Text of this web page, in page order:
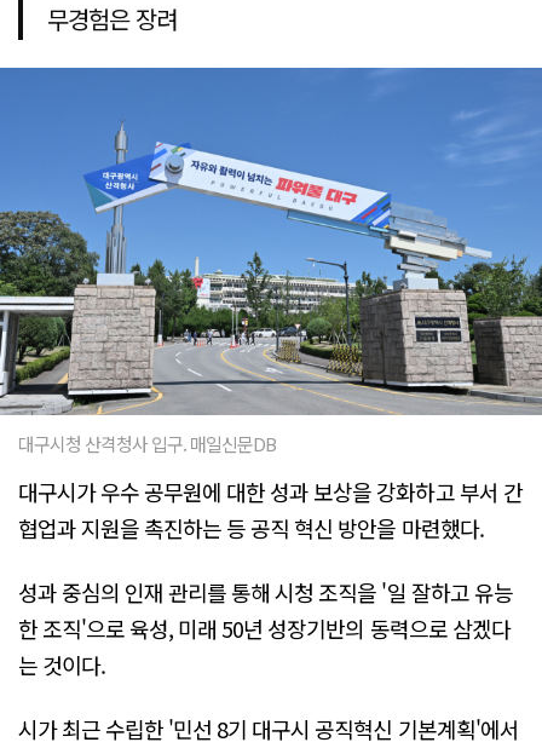
무경험은 장려
대구시청 산격청사 입구. 매일신문DB
대구시가 우수 공무원에 대한 성과 보상을 강화하고 부서 간
협업과 지원을 촉진하는 등 공직 혁신 방안을 마련했다.
성과 중심의 인재 관리를 통해 시청 조직을 '일 잘하고 유능
한 조직'으로 육성, 미래 50년 성장기반의 동력으로 삼겠다
는 것이다.
시가 최근 수립한 '민선 8기 대구시 공직혁신 기본계획'에서